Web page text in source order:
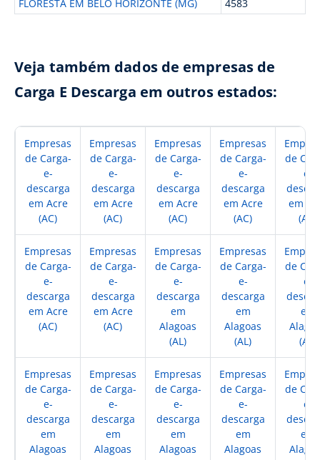
FLORESTA EM BELO HORIZONTE (MG) 4583
Veja também dados de empresas de
Carga E Descarga em outros estados:
Empresas
de Carga-
e-
descarga
em Acre
(AC)
Empresas
de Carga-
e-
descarga
em Acre
(AC)
Empresas
de Carga-
e-
descarga
em Acre
(AC)
Empresas
de Carga-
e-
descarga
em Acre
(AC)
de
e-
em
(AC)
Empresas
de Carga-
e-
descarga
em Acre
(AC)
Empresas
de Carga-
e-
descarga
em Acre
(AC)
Empresas
de Carga-
e-
descarga
em
Alagoas
(AL)
Empresas
de Carga-
e-
descarga
em
Alagoas
(AL)
de
e-
em
(AL)
Empresas
de Carga-
e-
descarga
em
Alagoas
Empresas
de Carga-
e-
descarga
em
Alagoas
Empresas
de Carga-
e-
descarga
em
Alagoas
Empresas
de Carga-
e-
descarga
em
Alagoas
de
e-
em